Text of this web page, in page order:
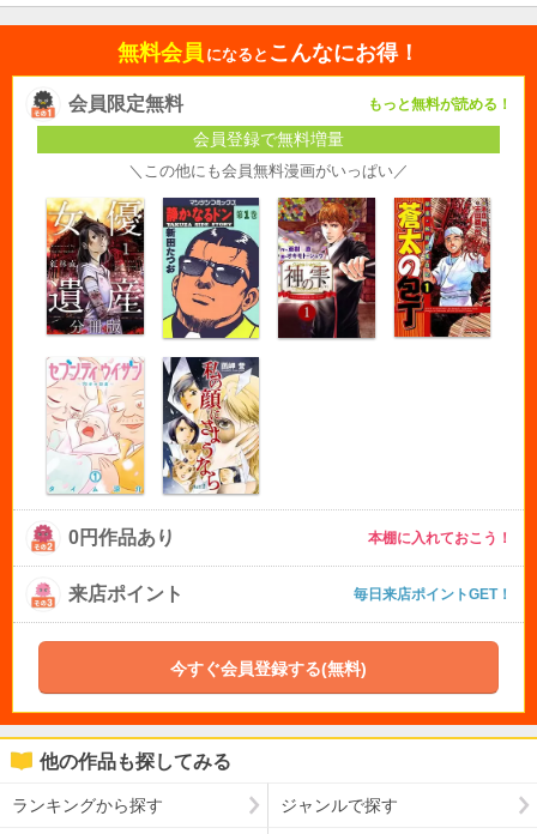
無料会員 になると こんなにお得！
会員限定無料 もっと無料が読める！
会員登録で無料増量
＼この他にも会員無料漫画がいっぱい／
0円作品あり 本棚に入れておこう！
来店ポイント 毎日来店ポイントGET！
今すぐ会員登録する(無料)
他の作品も探してみる
ランキングから探す ジャンルで探す